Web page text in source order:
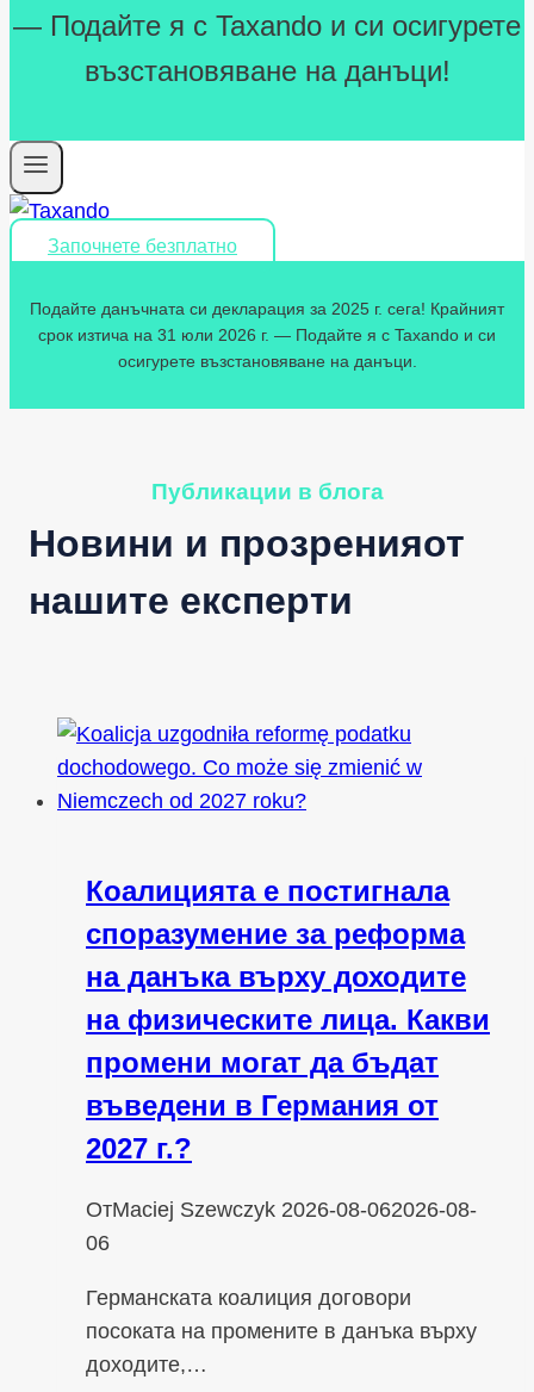
— Подайте я с Taxando и си осигурете
възстановяване на данъци!
Започнете безплатно
Подайте данъчната си декларация за 2025 г. сега! Крайният
срок изтича на 31 юли 2026 г. — Подайте я с Taxando и си
осигурете възстановяване на данъци.
Публикации в блога
Новини и прозренияот
нашите експерти
Коалицията е постигнала
споразумение за реформа
на данъка върху доходите
на физическите лица. Какви
промени могат да бъдат
въведени в Германия от
2027 г.?
ОтMaciej Szewczyk 2026-08-062026-08-
06
Германската коалиция договори
посоката на промените в данъка върху
доходите,…